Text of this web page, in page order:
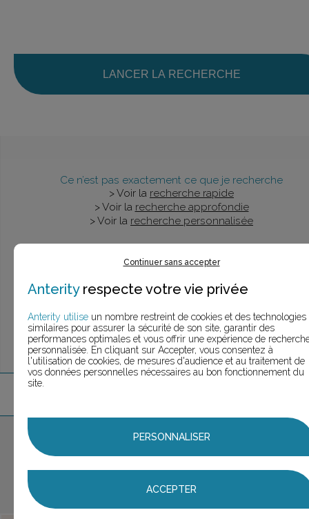
LANCER LA RECHERCHE
Ce n’est pas exactement ce que je recherche
> Voir la recherche rapide
> Voir la recherche approfondie
> Voir la recherche personnalisée
UNE QUESTION ?
ÉCHANGEONS
Aucune marque sélectionnée
AJOUTER AU PANIER
Continuer sans accepter
Anterityrespecte votre vie privée
Anterity utilise un nombre restreint de cookies et des technologies
similaires pour assurer la sécurité de son site, garantir des
performances optimales et vous offrir une expérience de
personnalisée. En cliquant sur Accepter, vous consentez à
l'utilisation de cookies, de mesures d'audience et au traitement de
vos données personnelles nécessaires au bon fonctionnement du
site.
PERSONNALISER
ACCEPTER